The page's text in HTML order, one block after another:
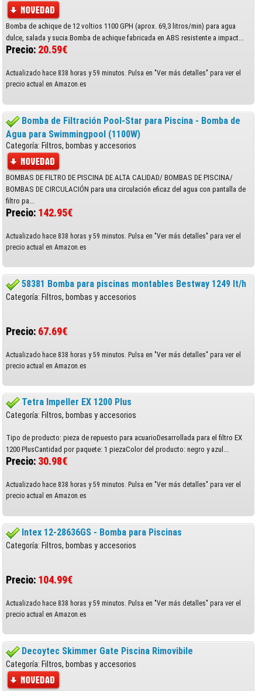
Bomba de achique de 12 voltios 1100 GPH (aprox. 69,3 litros/min) para agua
dulce, salada y sucia.Bomba de achique fabricada en ABS resistente a impact...
Precio: 20.59€
Actualizado hace 838 horas y 59 minutos. Pulsa en "Ver más detalles" para ver el
precio actual en Amazon.es
Bomba de Filtración Pool-Star para Piscina - Bomba de
Agua para Swimmingpool (1100W)
Categoría: Filtros, bombas y accesorios
BOMBAS DE FILTRO DE PISCINA DE ALTA CALIDAD/ BOMBAS DE PISCINA/
BOMBAS DE CIRCULACIÓN para una circulación eficaz del agua con pantalla de
filtro pa...
Precio: 142.95€
Actualizado hace 838 horas y 59 minutos. Pulsa en "Ver más detalles" para ver el
precio actual en Amazon.es
58381 Bomba para piscinas montables Bestway 1249 lt/h
Categoría: Filtros, bombas y accesorios
Precio: 67.69€
Actualizado hace 838 horas y 59 minutos. Pulsa en "Ver más detalles" para ver el
precio actual en Amazon.es
Tetra Impeller EX 1200 Plus
Categoría: Filtros, bombas y accesorios
Tipo de producto: pieza de repuesto para acuarioDesarrollada para el filtro EX
1200 PlusCantidad por paquete: 1 piezaColor del producto: negro y azul...
Precio: 30.98€
Actualizado hace 838 horas y 59 minutos. Pulsa en "Ver más detalles" para ver el
precio actual en Amazon.es
Intex 12-28636GS - Bomba para Piscinas
Categoría: Filtros, bombas y accesorios
Precio: 104.99€
Actualizado hace 838 horas y 59 minutos. Pulsa en "Ver más detalles" para ver el
precio actual en Amazon.es
Decoytec Skimmer Gate Piscina Rimovibile
Categoría: Filtros, bombas y accesorios